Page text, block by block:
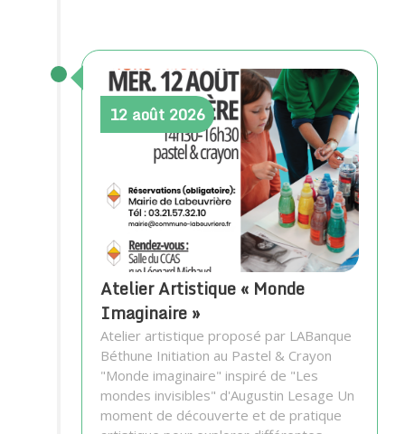
12 août 2026
Atelier Artistique « Monde
Imaginaire »
Atelier artistique proposé par LABanque
Béthune Initiation au Pastel & Crayon
"Monde imaginaire" inspiré de "Les
mondes invisibles" d'Augustin Lesage Un
moment de découverte et de pratique